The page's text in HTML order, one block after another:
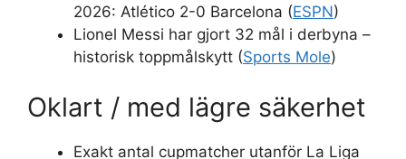
2026: Atlético 2-0 Barcelona (ESPN)
Lionel Messi har gjort 32 mål i derbyna –
historisk toppmålskytt (Sports Mole)
Oklart / med lägre säkerhet
Exakt antal cupmatcher utanför La Liga